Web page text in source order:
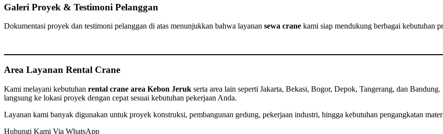
Galeri Proyek & Testimoni Pelanggan
Dokumentasi proyek dan testimoni pelanggan di atas menunjukkan bahwa layanan sewa crane kami siap mendukung berbagai kebutuhan
Area Layanan Rental Crane
Kami melayani kebutuhan rental crane area Kebon Jeruk serta area lain seperti Jakarta, Bekasi, Bogor, Depok, Tangerang, dan
langsung ke lokasi proyek dengan cepat sesuai kebutuhan pekerjaan Anda.
Layanan kami banyak digunakan untuk proyek konstruksi, pembangunan gedung, pekerjaan industri, hingga kebutuhan pengangkatan
Hubungi Kami Via WhatsApp